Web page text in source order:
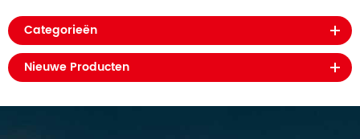
Categorieën
Nieuwe Producten